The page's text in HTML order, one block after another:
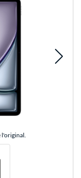
l'original.